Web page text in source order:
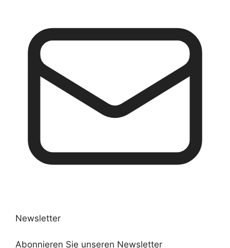
Newsletter
Abonnieren Sie unseren Newsletter